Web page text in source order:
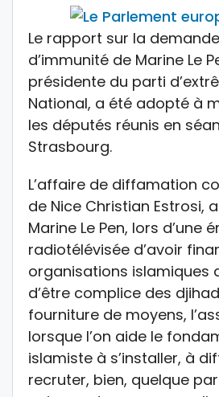
Le rapport sur la
d’immunité de Marine Le
présidente du parti
National, a été adopté à
les députés réunis en
Strasbourg.
L’affaire de diffamation
de Nice Christian Estrosi,
Marine Le Pen, lors d’une
radiotélévisée d’avoir
organisations islamiques
d’être complice des
fourniture de moyens,
lorsque l’on aide le
islamiste à s’installer, à
recruter, bien, quelque